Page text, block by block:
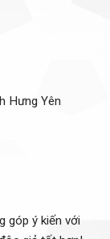
Hưng Yên
góp ý kiến với